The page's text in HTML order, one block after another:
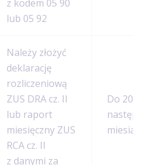
z kodem 05 90
lub 05 92
Należy złożyć
deklarację
rozliczeniową
ZUS DRA cz. II
lub raport
miesięczny ZUS
RCA cz. II
z danymi za
Do 20.
miesiąca